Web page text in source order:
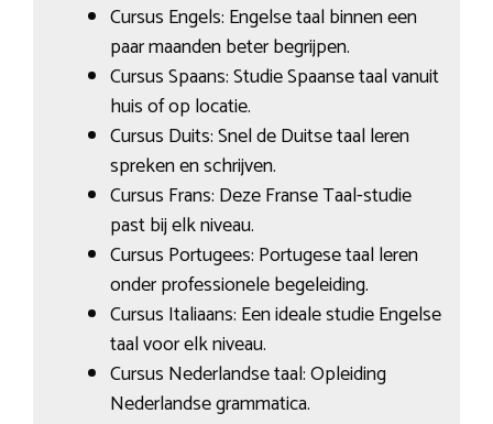
Cursus Engels: Engelse taal binnen een
paar maanden beter begrijpen.
Cursus Spaans: Studie Spaanse taal vanuit
huis of op locatie.
Cursus Duits: Snel de Duitse taal leren
spreken en schrijven.
Cursus Frans: Deze Franse Taal-studie
past bij elk niveau.
Cursus Portugees: Portugese taal leren
onder professionele begeleiding.
Cursus Italiaans: Een ideale studie Engelse
taal voor elk niveau.
Cursus Nederlandse taal: Opleiding
Nederlandse grammatica.